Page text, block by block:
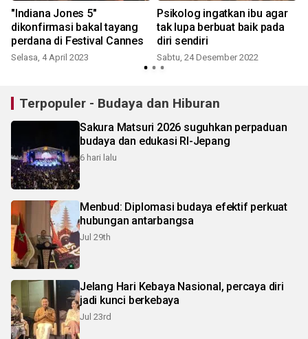
"Indiana Jones 5"
dikonfirmasi bakal tayang
perdana di Festival Cannes
Selasa, 4 April 2023
Psikolog ingatkan ibu agar
tak lupa berbuat baik pada
diri sendiri
Sabtu, 24 Desember 2022
Terpopuler - Budaya dan Hiburan
Sakura Matsuri 2026 suguhkan perpaduan
budaya dan edukasi RI-Jepang
6 hari lalu
Menbud: Diplomasi budaya efektif perkuat
hubungan antarbangsa
Jul 29th
Jelang Hari Kebaya Nasional, percaya diri
jadi kunci berkebaya
Jul 23rd